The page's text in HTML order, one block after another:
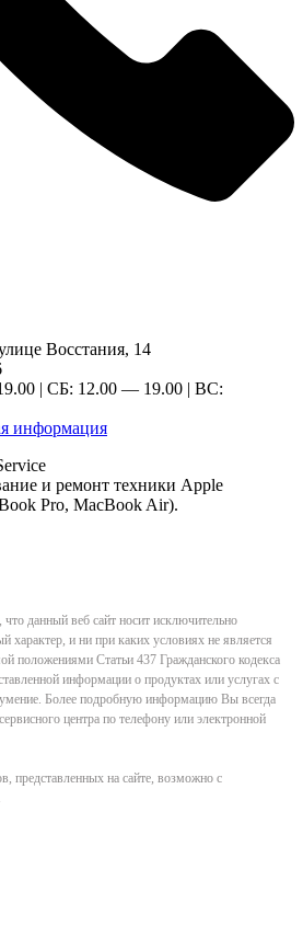
Восстания, 14
| СБ: 12.00 — 19.00 | ВС:
информация
и ремонт техники Apple
Pro, MacBook Air).
данный веб сайт носит исключительно
характер, и ни при каких условиях не является
положениями Статьи 437 Гражданского кодекса
информации о продуктах или услугах с
Более подробную информацию Вы всегда
центра по телефону или электронной
представленных на сайте, возможно с